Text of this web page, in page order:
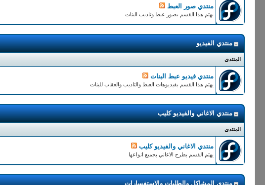
منتدي صور العبط
يهتم هذا القسم بصور عبط وتاديب البنات
منتدي الفيديو
المنتدى
منتدي فيديو عبط البنات
يهتم هذا القسم بفيديوهات العبط والتاديب والعقاب للبنات
منتدي الاغاني والفيديو كليب
المنتدى
منتدي الاغاني والفيديو كليب
يهتم القسم بطرح الاغاني بجميع انواعها
منتدي المشاكل والطلبات والإستفسارات